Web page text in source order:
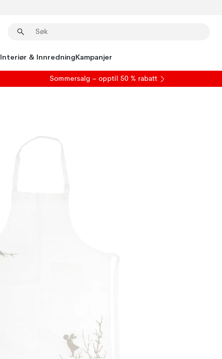
Interiør & InnredningKampanjer
Sommersalg – opptil 50 % rabatt